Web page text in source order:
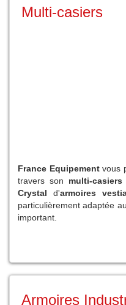
Multi-casiers
France Equipementvous
travers son multi-
Crystal d'armoires
particulièrement adaptée
important.
Armoires